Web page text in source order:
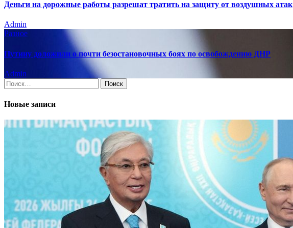
Деньги на дорожные работы разрешат тратить на защиту от воздушных атак
Admin
Разное
Путину доложили о почти безостановочных боях по освобождению ДНР
Admin
Найти:
Новые записи